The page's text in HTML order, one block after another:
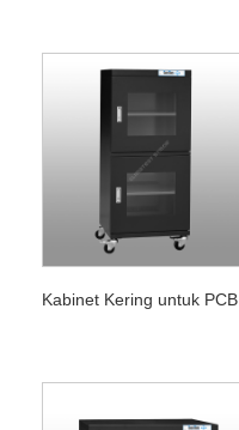
Kabinet Kering untuk PCB